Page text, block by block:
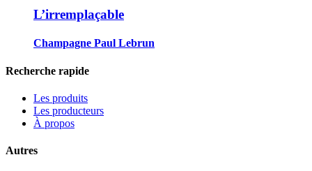
L’irremplaçable
Champagne Paul Lebrun
Recherche rapide
Les produits
Les producteurs
À propos
Autres